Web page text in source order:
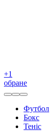
+1
обране
Футбол
Бокс
Теніс